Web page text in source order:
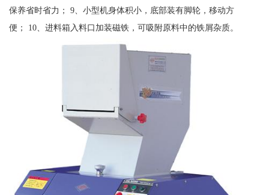
保养省时省力； 9、小型机身体积小，底部装有脚轮，移动方
便； 10、进料箱入料口加装磁铁，可吸附原料中的铁屑杂质。